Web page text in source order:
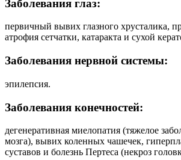
Заболевания глаз:
первичный вывих глазного хрусталика,
атрофия сетчатки, катаракта и сухой
Заболевания нервной системы:
эпилепсия.
Заболевания конечностей:
дегенеративная миелопатия (тяжелое
мозга), вывих коленных чашечек,
суставов и болезнь Пертеса (некроз